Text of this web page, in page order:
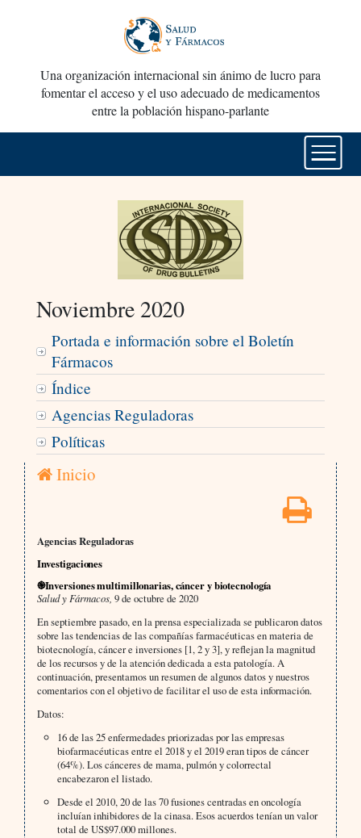
Una organización internacional sin ánimo de lucro para
fomentar el acceso y el uso adecuado de medicamentos
entre la población hispano-parlante
Noviembre 2020
Portada e información sobre el Boletín
Fármacos
Índice
Agencias Reguladoras
Políticas
Inicio
Agencias Reguladoras
Investigaciones
֎Inversiones multimillonarias, cáncer y biotecnología
Salud y Fármacos, 9 de octubre de 2020
En septiembre pasado, en la prensa especializada se publicaron datos
sobre las tendencias de las compañías farmacéuticas en materia de
biotecnología, cáncer e inversiones [1, 2 y 3], y reflejan la magnitud
de los recursos y de la atención dedicada a esta patología. A
continuación, presentamos un resumen de algunos datos y nuestros
comentarios con el objetivo de facilitar el uso de esta información.
Datos:
16 de las 25 enfermedades priorizadas por las empresas
biofarmacéuticas entre el 2018 y el 2019 eran tipos de cáncer
(64%). Los cánceres de mama, pulmón y colorrectal
encabezaron el listado.
Desde el 2010, 20 de las 70 fusiones centradas en oncología
incluían inhibidores de la cinasa. Esos acuerdos tenían un valor
total de US$97.000 millones.